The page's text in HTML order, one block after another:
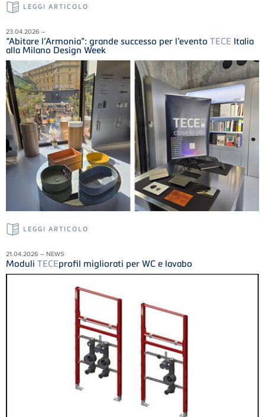
LEGGI ARTICOLO
23.04.2026 –
“Abitare l’Armonia”: grande successo per l’evento TECE Italia
alla Milano Design Week
LEGGI ARTICOLO
21.04.2026 – NEWS
Moduli TECEprofil migliorati per WC e lavabo